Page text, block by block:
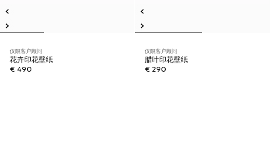
仅限客户顾问
花卉印花壁纸
€ 490
仅限客户顾问
腊叶印花壁纸
€ 290